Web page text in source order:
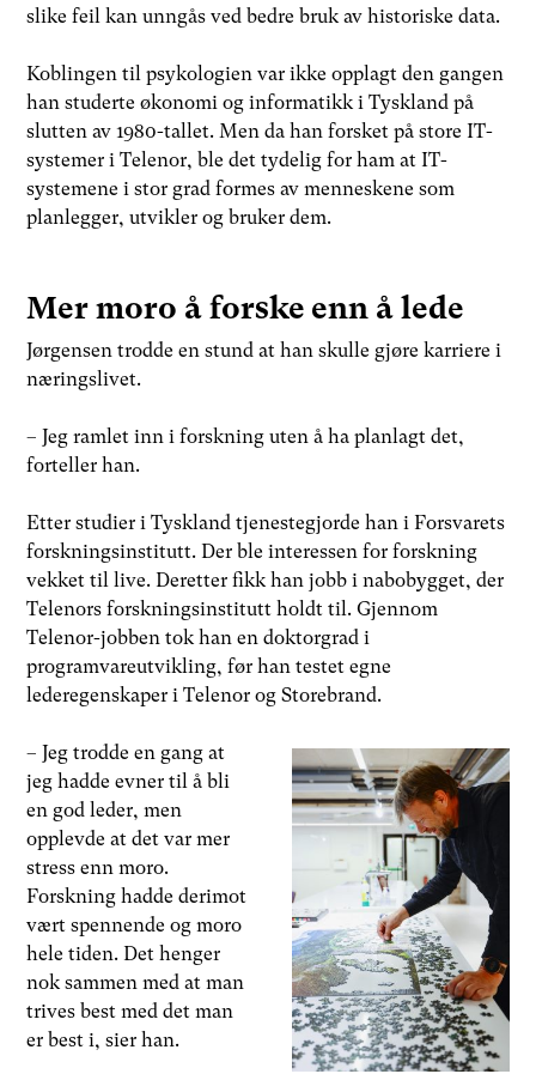
slike feil kan unngås ved bedre bruk av historiske data.
Koblingen til psykologien var ikke opplagt den gangen
han studerte økonomi og informatikk i Tyskland på
slutten av 1980-tallet. Men da han forsket på store IT-
systemer i Telenor, ble det tydelig for ham at IT-
systemene i stor grad formes av menneskene som
planlegger, utvikler og bruker dem.
Mer moro å forske enn å lede
Jørgensen trodde en stund at han skulle gjøre karriere i
næringslivet.
– Jeg ramlet inn i forskning uten å ha planlagt det,
forteller han.
Etter studier i Tyskland tjenestegjorde han i Forsvarets
forskningsinstitutt. Der ble interessen for forskning
vekket til live. Deretter fikk han jobb i nabobygget, der
Telenors forskningsinstitutt holdt til. Gjennom
Telenor-jobben tok han en doktorgrad i
programvareutvikling, før han testet egne
lederegenskaper i Telenor og Storebrand.
– Jeg trodde en gang at
jeg hadde evner til å bli
en god leder, men
opplevde at det var mer
stress enn moro.
Forskning hadde derimot
vært spennende og moro
hele tiden. Det henger
nok sammen med at man
trives best med det man
er best i, sier han.